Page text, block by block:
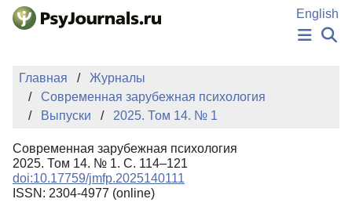
Перейти к основному содержанию
English
НОВОСТИ
ИЗДАНИЯ
АВТОРЫ
БАЗА ЗНАНИЙ
КЛЮЧЕВЫЕ СЛОВА
Регистрация
Главная
Журналы
Современная зарубежная психология
Выпуски
2025. Том 14. № 1
Современная зарубежная психология
2025. Том 14. № 1. С. 114–121
doi:10.17759/jmfp.2025140111
ISSN: 2304-4977 (online)